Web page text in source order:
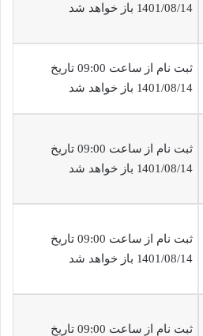
1401/08/14 باز خواهد شد
ثبت نام از ساعت 09:00 تاریخ
1401/08/14 باز خواهد شد
ثبت نام از ساعت 09:00 تاریخ
1401/08/14 باز خواهد شد
ثبت نام از ساعت 09:00 تاریخ
1401/08/14 باز خواهد شد
ثبت نام از ساعت 09:00 تاریخ